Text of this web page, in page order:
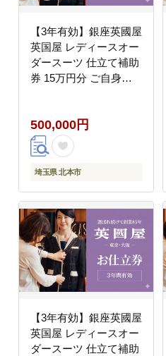
【3年有効】銀座英國屋
英国屋 レディースオー
ダースーツ 仕立て補助
券 15万円分 ご自身用
500,000円
埼玉県 北本市
【3年有効】銀座英國屋
英国屋 レディースオー
ダースーツ 仕立て補助